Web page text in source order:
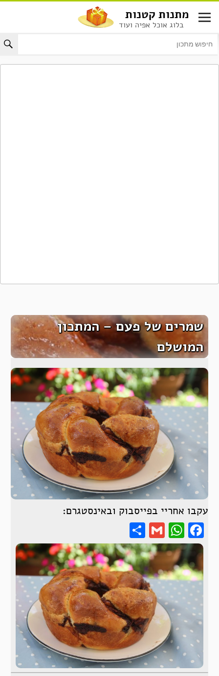
לתוכן
מתנות קטנות
בלוג אוכל אפיה ועוד
שמרים של פעם – המתכון
המושלם
עקבו אחריי בפייסבוק ובאינסטגרם:
Facebook
WhatsApp
Gmail